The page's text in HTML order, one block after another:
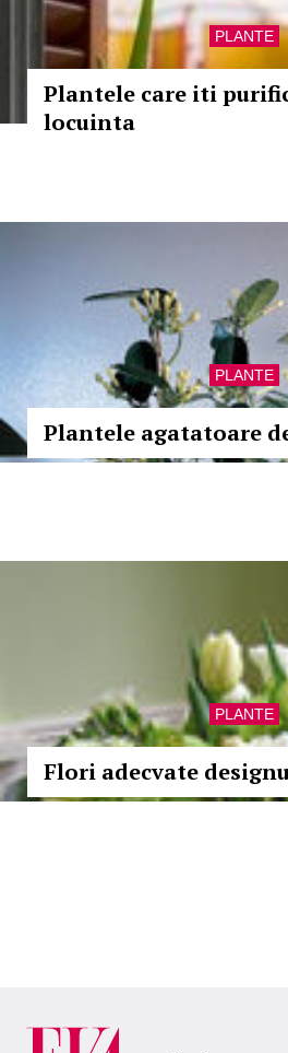
PLANTE
Plantele care iti
locuinta
PLANTE
Plantele agatatoare
PLANTE
Flori adecvate